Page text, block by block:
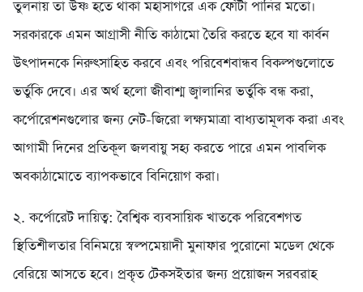
তুলনায় তা উষ্ণ হতে থাকা মহাসাগরে এক ফোঁটা পানির মতো।
সরকারকে এমন আগ্রাসী নীতি কাঠামো তৈরি করতে হবে যা কার্বন
উৎপাদনকে নিরুৎসাহিত করবে এবং পরিবেশবান্ধব বিকল্পগুলোতে
ভর্তুকি দেবে। এর অর্থ হলো জীবাশ্ম জ্বালানির ভর্তুকি বন্ধ করা,
কর্পোরেশনগুলোর জন্য নেট-জিরো লক্ষ্যমাত্রা বাধ্যতামূলক করা এবং
আগামী দিনের প্রতিকূল জলবায়ু সহ্য করতে পারে এমন পাবলিক
অবকাঠামোতে ব্যাপকভাবে বিনিয়োগ করা।
২. কর্পোরেট দায়িত্ব: বৈশ্বিক ব্যবসায়িক খাতকে পরিবেশগত
স্থিতিশীলতার বিনিময়ে স্বল্পমেয়াদী মুনাফার পুরোনো মডেল থেকে
বেরিয়ে আসতে হবে। প্রকৃত টেকসইতার জন্য প্রয়োজন সরবরাহ